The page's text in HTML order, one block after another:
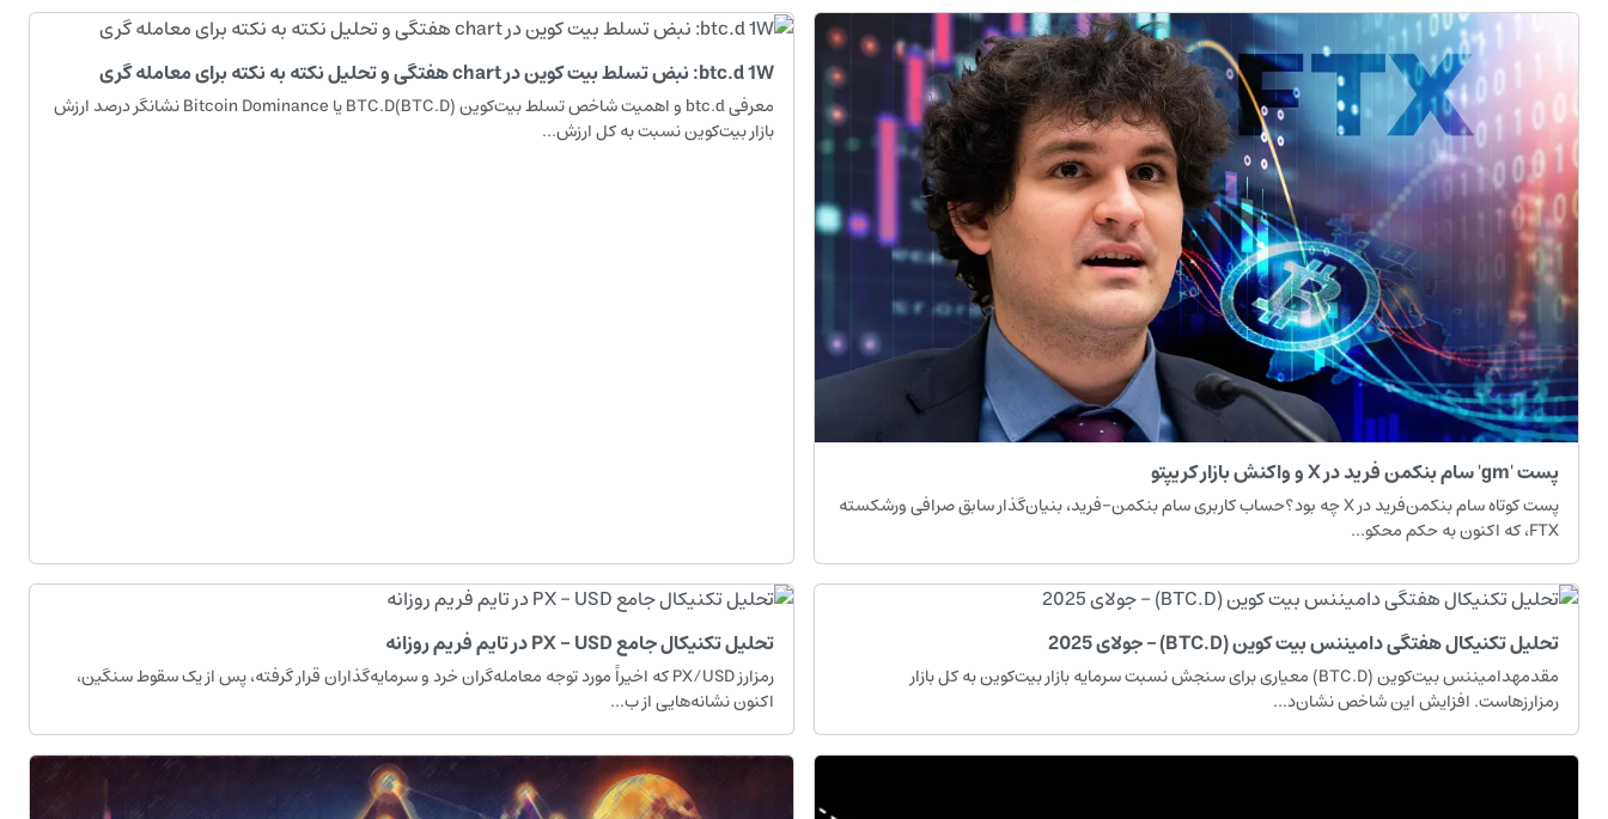
پست 'gm' سام بنکمن فرید در X و واکنش بازار کریپتو
پست کوتاه سام بنکمن‌فرید در X چه بود؟حساب کاربری سام بنکمن‑فرید، بنیان‌گذار سابق صرافی ورشکسته
FTX، که اکنون به حکم محکو...
btc.d 1W: نبض تسلط بیت کوین در chart هفتگی و تحلیل نکته به نکته برای معامله گری
معرفی btc.d و اهمیت شاخص تسلط بیت‌کوین (BTC.D)BTC.D یا Bitcoin Dominance نشانگر درصد ارزش
بازار بیت‌کوین نسبت به کل ارزش...
تحلیل تکنیکال هفتگی دامیننس بیت کوین (BTC.D) – جولای 2025
مقدمهدامیننس بیت‌کوین (BTC.D) معیاری برای سنجش نسبت سرمایه بازار بیت‌کوین به کل بازار
رمزارزهاست. افزایش این شاخص نشان‌د...
تحلیل تکنیکال جامع PX - USD در تایم فریم روزانه
رمزارز PX/USD که اخیراً مورد توجه معامله‌گران خرد و سرمایه‌گذاران قرار گرفته، پس از یک سقوط سنگین،
اکنون نشانه‌هایی از ب...